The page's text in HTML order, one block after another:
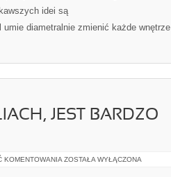
idei są
umie diametralnie zmienić każde wnętrze
JEST BARDZO
KOMENTOWANIA MODA
ZOSTAŁA WYŁĄCZONA